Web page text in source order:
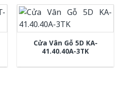
Cửa Vân Gỗ 5D KA-
41.40.40A-3TK